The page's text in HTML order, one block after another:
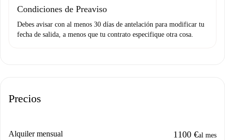
Condiciones de Preaviso
Debes avisar con al menos 30 días de antelación para modificar tu
fecha de salida, a menos que tu contrato especifique otra cosa.
Precios
Alquiler mensual 1100 €al mes